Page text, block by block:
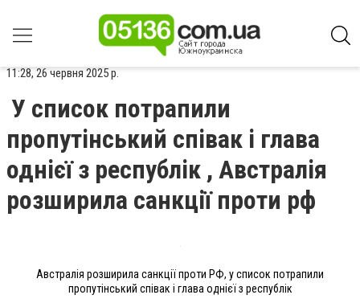
11:28, 26 червня 2025 р.
У список потрапили
пропутінський співак і глава
однієї з республік , Австралія
розширила санкції проти рф
Австралія розширила санкції проти РФ, у список потрапили
пропутінський співак і глава однієї з республік